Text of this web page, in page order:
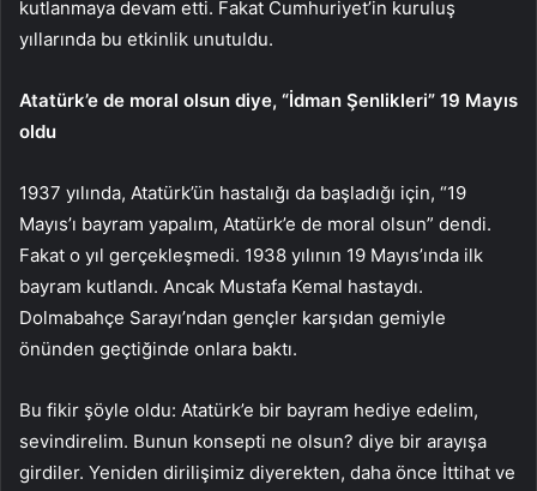
kutlanmaya devam etti. Fakat Cumhuriyet’in kuruluş
yıllarında bu etkinlik unutuldu.
Atatürk’e de moral olsun diye, “İdman Şenlikleri” 19 Mayıs
oldu
1937 yılında, Atatürk’ün hastalığı da başladığı için, “19
Mayıs’ı bayram yapalım, Atatürk’e de moral olsun” dendi.
Fakat o yıl gerçekleşmedi. 1938 yılının 19 Mayıs’ında ilk
bayram kutlandı. Ancak Mustafa Kemal hastaydı.
Dolmabahçe Sarayı’ndan gençler karşıdan gemiyle
önünden geçtiğinde onlara baktı.
Bu fikir şöyle oldu: Atatürk’e bir bayram hediye edelim,
sevindirelim. Bunun konsepti ne olsun? diye bir arayışa
girdiler. Yeniden dirilişimiz diyerekten, daha önce İttihat ve